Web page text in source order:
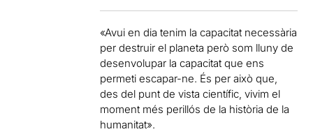
«Avui en dia tenim la capacitat necessària
per destruir el planeta però som lluny de
desenvolupar la capacitat que ens
permeti escapar-ne. És per això que,
des del punt de vista científic, vivim el
moment més perillós de la història de la
humanitat».